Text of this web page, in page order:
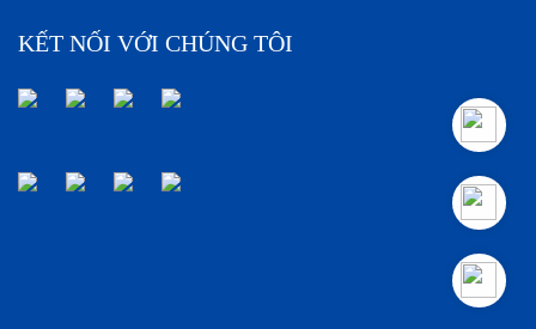
KẾT NỐI VỚI CHÚNG TÔI